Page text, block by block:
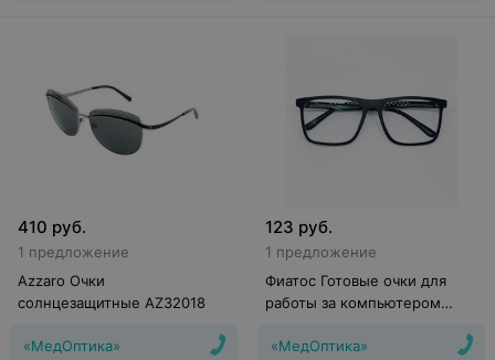
410 руб.
1 предложение
Azzaro Очки
солнцезащитные AZ32018
«МедОптика»
123 руб.
1 предложение
Фиатос Готовые очки для
работы за компьютером
«МедОптика»